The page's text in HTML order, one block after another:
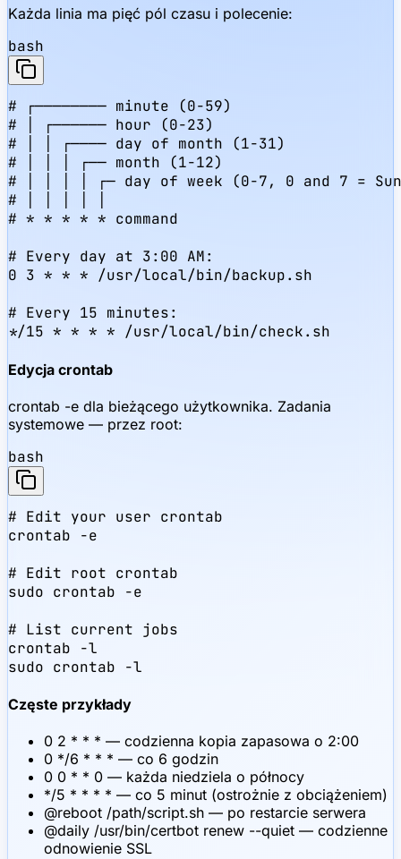
Każda linia ma pięć pól czasu i polecenie:
bash
# ┌──────── minute (0-59)
# │ ┌────── hour (0-23)
# │ │ ┌──── day of month (1-31)
# │ │ │ ┌── month (1-12)
# │ │ │ │ ┌─ day of week (0-7, 0 and 7 =
# │ │ │ │ │
# * * * * * command
# Every day at 3:00 AM:
0 3 * * * /usr/local/bin/backup.sh
# Every 15 minutes:
*/15 * * * * /usr/local/bin/check.sh
Edycja crontab
crontab -e dla bieżącego użytkownika. Zadania
systemowe — przez root:
bash
# Edit your user crontab
crontab -e
# Edit root crontab
sudo crontab -e
# List current jobs
crontab -l
sudo crontab -l
Częste przykłady
0 2 * * * — codzienna kopia zapasowa o 2:00
0 */6 * * * — co 6 godzin
0 0 * * 0 — każda niedziela o północy
*/5 * * * * — co 5 minut (ostrożnie z obciążeniem)
@reboot /path/script.sh — po restarcie serwera
@daily /usr/bin/certbot renew --quiet — codzienne
odnowienie SSL